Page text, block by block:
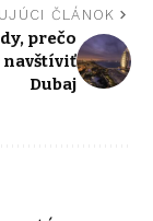
ČLÁNOK
prečo
navštíviť
Dubaj